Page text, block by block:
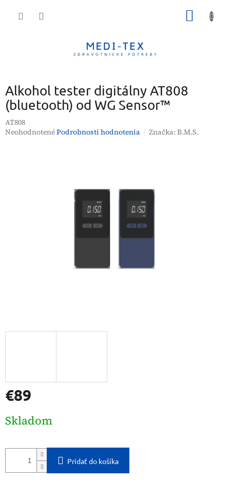
Alkohol tester digitálny AT808
(bluetooth) od WG Sensor™
AT808
Priemerné
NeohodnotenéPodrobnosti hodnotenia Značka:B.M.S.
€89
cena:
Skladom
Pridať do košíka